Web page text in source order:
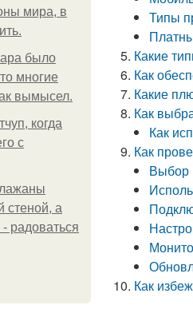
мира, в
было
многие
вымысел.
когда
с
стеной, а
радоваться
Типы
Какие
Как
Какие
Как
Как
Как
Выбор
Как